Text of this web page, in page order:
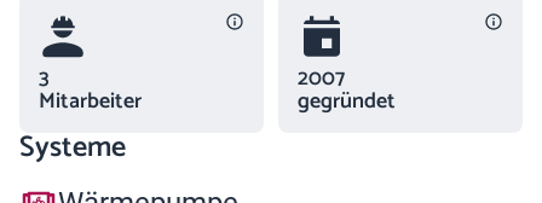
3
Mitarbeiter
2007
gegründet
Systeme